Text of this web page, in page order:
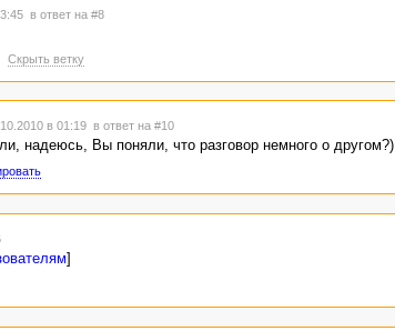
в ответ на #8
Скрыть ветку
в 01:19 в ответ на #10
надеюсь, Вы поняли, что разговор немного о другом?)
]